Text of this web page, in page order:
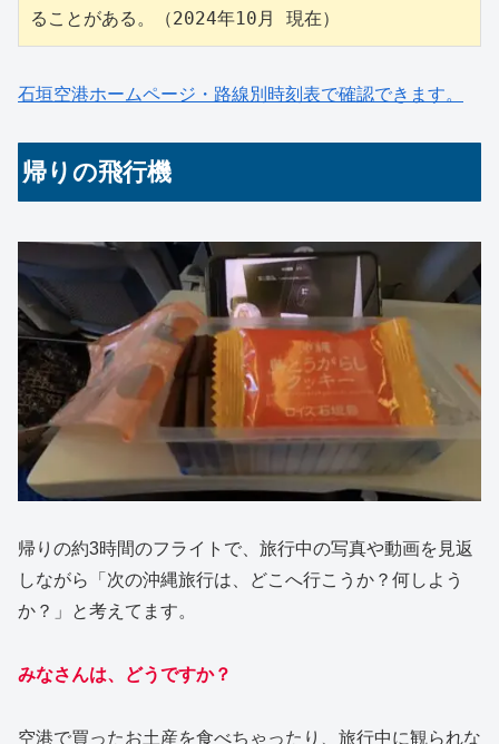
ることがある。（2024年10月 現在）
石垣空港ホームページ・路線別時刻表で確認できます。
帰りの飛行機
帰りの約3時間のフライトで、旅行中の写真や動画を見返
しながら「次の沖縄旅行は、どこへ行こうか？何しよう
か？」と考えてます。
みなさんは、どうですか？
空港で買ったお土産を食べちゃったり、旅行中に観られな